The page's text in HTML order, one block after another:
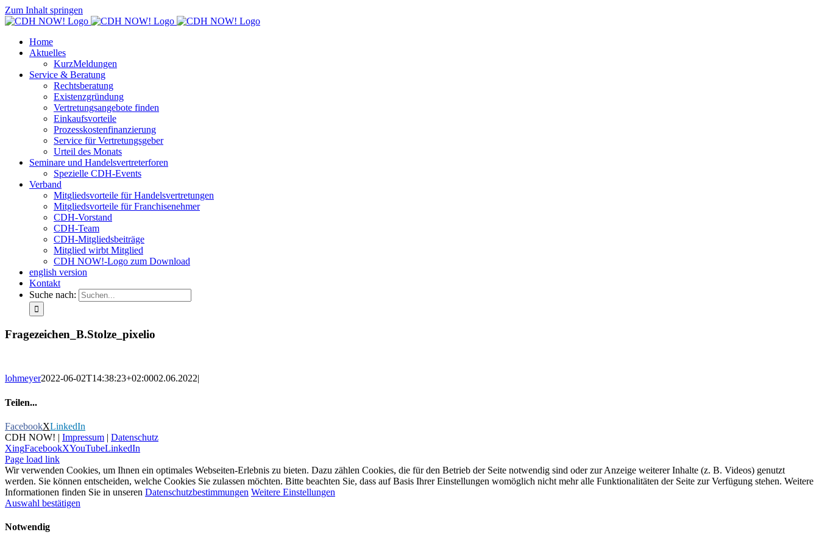
Zum Inhalt springen
Home
Aktuelles
KurzMeldungen
Service & Beratung
Rechtsberatung
Existenzgründung
Vertretungsangebote finden
Einkaufsvorteile
Prozesskostenfinanzierung
Service für Vertretungsgeber
Urteil des Monats
Seminare und Handelsvertreterforen
Spezielle CDH-Events
Verband
Mitgliedsvorteile für Handelsvertretungen
Mitgliedsvorteile für Franchisenehmer
CDH-Vorstand
CDH-Team
CDH-Mitgliedsbeiträge
Mitglied wirbt Mitglied
CDH NOW!-Logo zum Download
english version
Kontakt
Suche nach:
Fragezeichen_B.Stolze_pixelio
lohmeyer2022-06-02T14:38:23+02:0002.06.2022|
Teilen...
FacebookXLinkedIn
CDH NOW! | Impressum | Datenschutz
XingFacebookXYouTubeLinkedIn
Page load link
Wir verwenden Cookies, um Ihnen ein optimales Webseiten-Erlebnis zu bieten. Dazu zählen Cookies, die für den Betrieb der Seite notwendig sind oder zur Anzeige weiterer Inhalte (z. B. Videos) genutzt
werden. Sie können entscheiden, welche Cookies Sie zulassen möchten. Bitte beachten Sie, dass auf Basis Ihrer Einstellungen womöglich nicht mehr alle Funktionalitäten der Seite zur Verfügung stehen. Weitere
Informationen finden Sie in unseren Datenschutzbestimmungen Weitere Einstellungen
Auswahl bestätigen
Notwendig